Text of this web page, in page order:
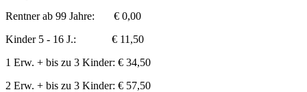
Rentner ab 99 Jahre: € 0,00
Kinder 5 - 16 J.: € 11,50
1 Erw. + bis zu 3 Kinder: € 34,50
2 Erw. + bis zu 3 Kinder: € 57,50